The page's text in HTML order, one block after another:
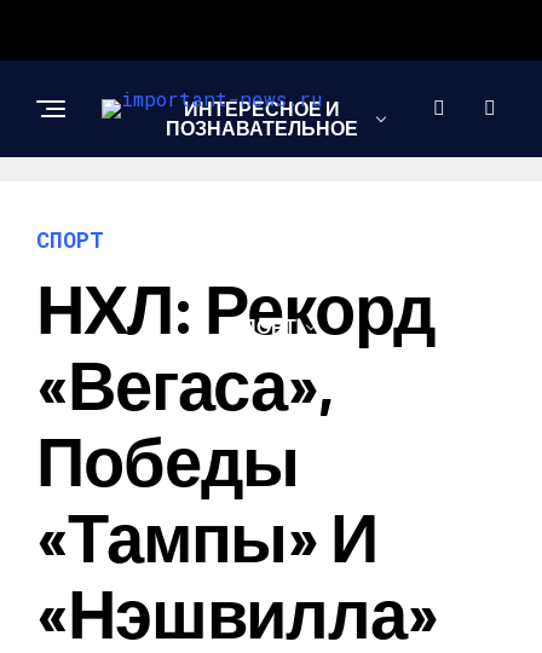
ИНТЕРЕСНОЕ И
ПОЗНАВАТЕЛЬНОЕ
СПОРТ
СПОРТ
НХЛ: Рекорд
«Вегаса»,
Победы
«Тампы» И
«Нэшвилла»